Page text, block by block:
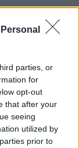
parties, or
for
opt-out
that after your
seeing
utilized by
prior to